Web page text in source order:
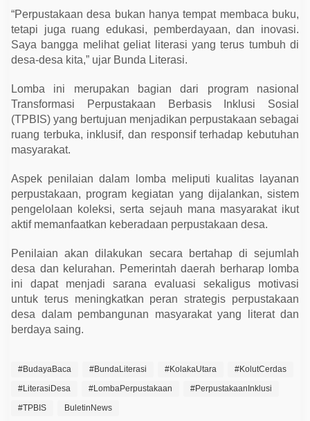
g
a
P
e
l
o
o
k
“Perpustakaan desa bukan hanya tempat membaca buku,
tetapi juga ruang edukasi, pemberdayaan, dan inovasi.
Saya bangga melihat geliat literasi yang terus tumbuh di
desa-desa kita,” ujar Bunda Literasi.
Lomba ini merupakan bagian dari program nasional
Transformasi Perpustakaan Berbasis Inklusi Sosial
(TPBIS) yang bertujuan menjadikan perpustakaan sebagai
ruang terbuka, inklusif, dan responsif terhadap kebutuhan
masyarakat.
Aspek penilaian dalam lomba meliputi kualitas layanan
perpustakaan, program kegiatan yang dijalankan, sistem
pengelolaan koleksi, serta sejauh mana masyarakat ikut
aktif memanfaatkan keberadaan perpustakaan desa.
Penilaian akan dilakukan secara bertahap di sejumlah
desa dan kelurahan. Pemerintah daerah berharap lomba
ini dapat menjadi sarana evaluasi sekaligus motivasi
untuk terus meningkatkan peran strategis perpustakaan
desa dalam pembangunan masyarakat yang literat dan
berdaya saing.
#BudayaBaca #BundaLiterasi #KolakaUtara
#KolutCerdas
#LiterasiDesa
#LombaPerpustakaan
#PerpustakaanInklusi
#TPBIS
BuletinNews